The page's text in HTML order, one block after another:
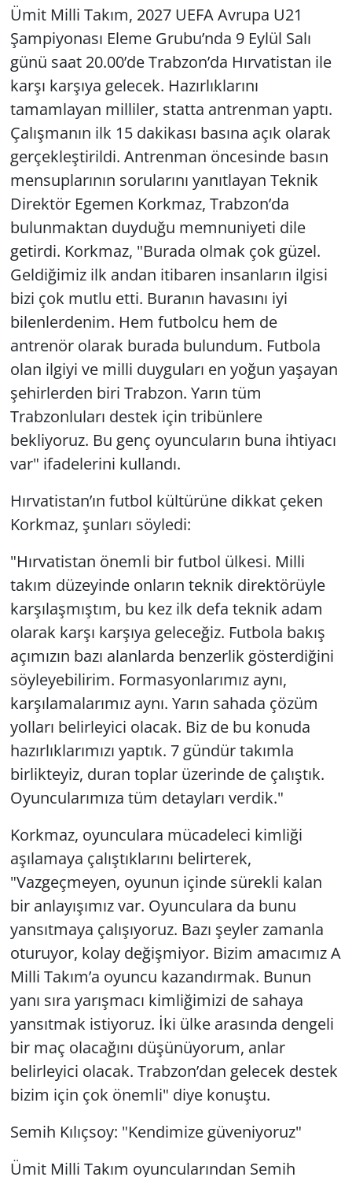
Ümit Milli Takım, 2027 UEFA Avrupa U21
Şampiyonası Eleme Grubu’nda 9 Eylül Salı
günü saat 20.00’de Trabzon’da Hırvatistan ile
karşı karşıya gelecek. Hazırlıklarını
tamamlayan milliler, statta antrenman yaptı.
Çalışmanın ilk 15 dakikası basına açık olarak
gerçekleştirildi. Antrenman öncesinde basın
mensuplarının sorularını yanıtlayan Teknik
Direktör Egemen Korkmaz, Trabzon’da
bulunmaktan duyduğu memnuniyeti dile
getirdi. Korkmaz, "Burada olmak çok güzel.
Geldiğimiz ilk andan itibaren insanların ilgisi
bizi çok mutlu etti. Buranın havasını iyi
bilenlerdenim. Hem futbolcu hem de
antrenör olarak burada bulundum. Futbola
olan ilgiyi ve milli duyguları en yoğun yaşayan
şehirlerden biri Trabzon. Yarın tüm
Trabzonluları destek için tribünlere
bekliyoruz. Bu genç oyuncuların buna ihtiyacı
var" ifadelerini kullandı.
Hırvatistan’ın futbol kültürüne dikkat çeken
Korkmaz, şunları söyledi:
"Hırvatistan önemli bir futbol ülkesi. Milli
takım düzeyinde onların teknik direktörüyle
karşılaşmıştım, bu kez ilk defa teknik adam
olarak karşı karşıya geleceğiz. Futbola bakış
açımızın bazı alanlarda benzerlik gösterdiğini
söyleyebilirim. Formasyonlarımız aynı,
karşılamalarımız aynı. Yarın sahada çözüm
yolları belirleyici olacak. Biz de bu konuda
hazırlıklarımızı yaptık. 7 gündür takımla
birlikteyiz, duran toplar üzerinde de çalıştık.
Oyuncularımıza tüm detayları verdik."
Korkmaz, oyunculara mücadeleci kimliği
aşılamaya çalıştıklarını belirterek,
"Vazgeçmeyen, oyunun içinde sürekli kalan
bir anlayışımız var. Oyunculara da bunu
yansıtmaya çalışıyoruz. Bazı şeyler zamanla
oturuyor, kolay değişmiyor. Bizim amacımız A
Milli Takım’a oyuncu kazandırmak. Bunun
yanı sıra yarışmacı kimliğimizi de sahaya
yansıtmak istiyoruz. İki ülke arasında dengeli
bir maç olacağını düşünüyorum, anlar
belirleyici olacak. Trabzon’dan gelecek destek
bizim için çok önemli" diye konuştu.
Semih Kılıçsoy: "Kendimize güveniyoruz"
Ümit Milli Takım oyuncularından Semih